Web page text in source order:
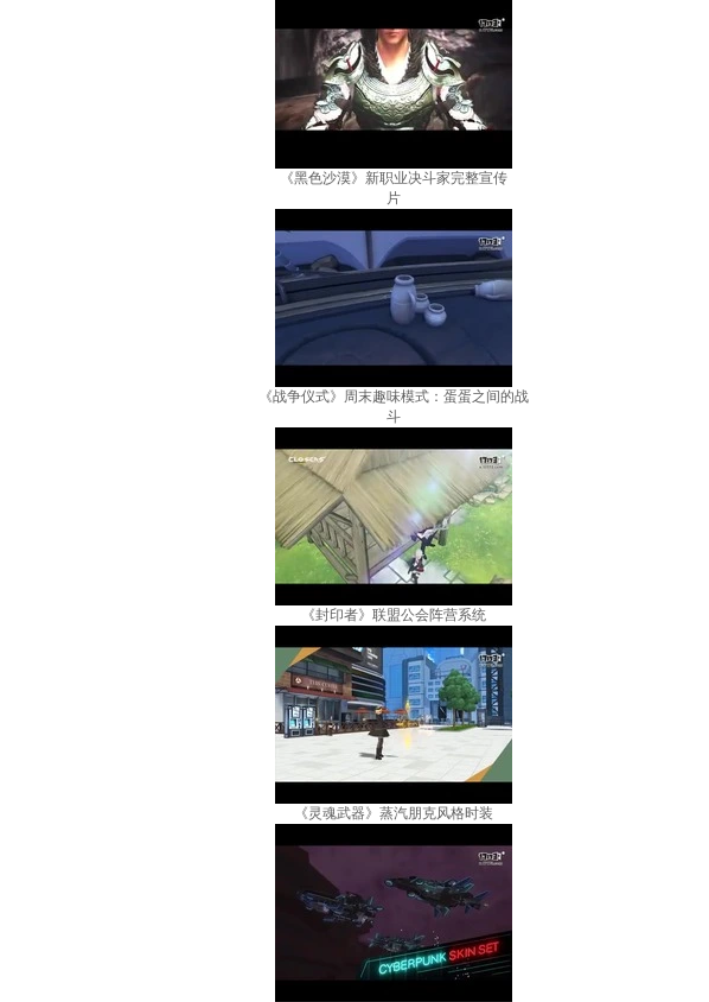
《黑色沙漠》新职业决斗家完整宣传
片
《战争仪式》周末趣味模式：蛋蛋之间的战
斗
《封印者》联盟公会阵营系统
《灵魂武器》蒸汽朋克风格时装